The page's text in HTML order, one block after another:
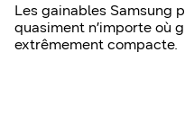
Les gainables Samsung
quasiment n’importe où
extrêmement compacte.